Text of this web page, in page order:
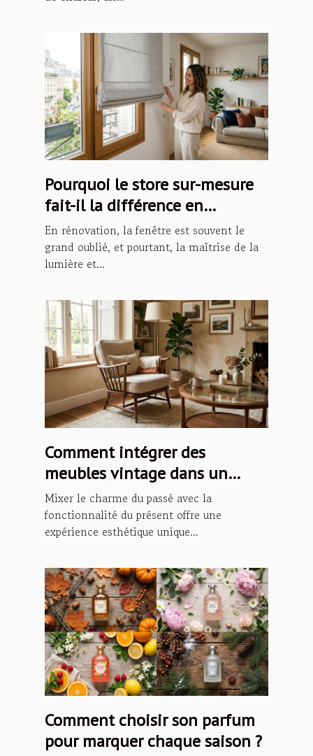
Pourquoi le store sur-mesure
fait-il la différence en
rénovation ?
En rénovation, la fenêtre est souvent le
grand oublié, et pourtant, la maîtrise de la
lumière et...
Comment intégrer des
meubles vintage dans un
intérieur moderne ?
Mixer le charme du passé avec la
fonctionnalité du présent offre une
expérience esthétique unique...
Comment choisir son parfum
pour marquer chaque saison ?